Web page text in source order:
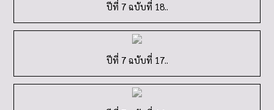
ปีที่ 7 ฉบับที่ 1ุ6..
ปีที่ 7 ฉบับที่ 14..